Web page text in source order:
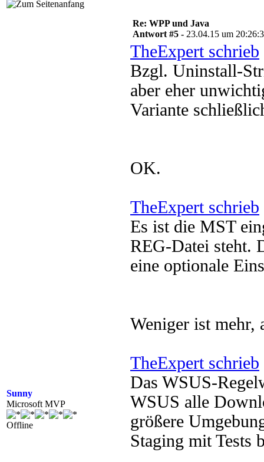
Sunny
Microsoft MVP
Offline
Re: WPP und Java
Antwort #5 - 23.04.15 um
TheExpert schrieb
Bzgl. Uninstall-
aber eher
Variante
OK.
TheExpert schrieb
Es ist die MST
REG-Datei steht.
eine optionale
Weniger ist mehr,
TheExpert schrieb
Das WSUS-
WSUS alle
größere
Staging mit Tests